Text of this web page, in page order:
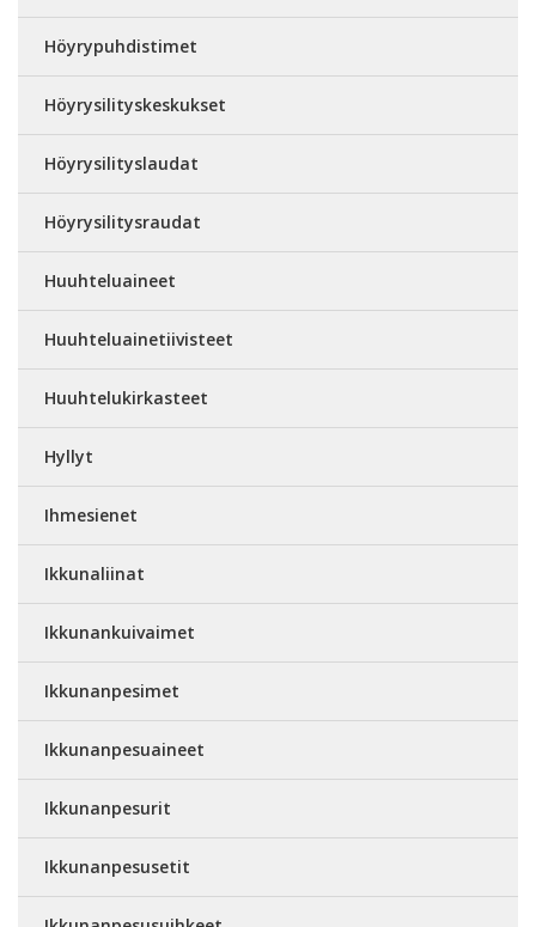
Höyrypuhdistimet
Höyrysilityskeskukset
Höyrysilityslaudat
Höyrysilitysraudat
Huuhteluaineet
Huuhteluainetiivisteet
Huuhtelukirkasteet
Hyllyt
Ihmesienet
Ikkunaliinat
Ikkunankuivaimet
Ikkunanpesimet
Ikkunanpesuaineet
Ikkunanpesurit
Ikkunanpesusetit